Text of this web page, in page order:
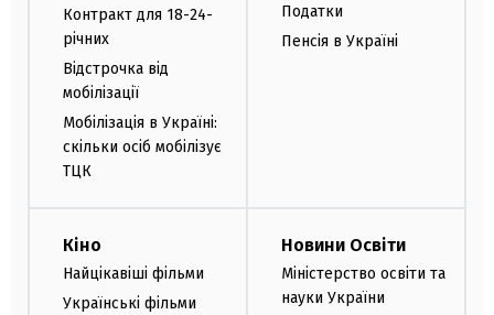
Контракт для 18-24-
річних
Відстрочка від
мобілізації
Мобілізація в Україні:
скільки осіб мобілізує
ТЦК
Податки
Пенсія в Україні
Кіно
Найцікавіші фільми
Українські фільми
Новини Освіти
Міністерство освіти та
науки України